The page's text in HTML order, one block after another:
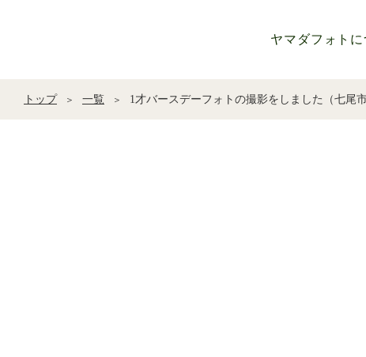
ヤマダフォトに
トップ ＞ 一覧 ＞ 1才バースデーフォトの撮影をしました（七尾市